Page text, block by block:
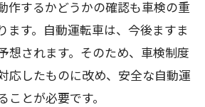
作するかどうかの確認も車検の重
ます。自動運転車は、今後ますま
想されます。そのため、車検制度
応したものに改め、安全な自動運
とが必要です。